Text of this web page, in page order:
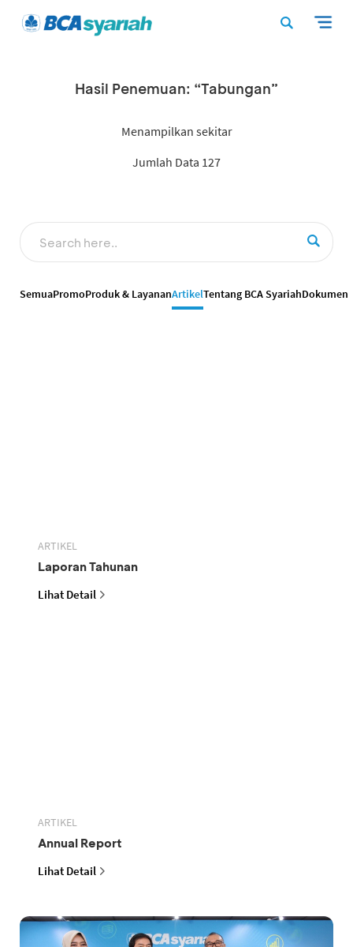
Hasil Penemuan: “Tabungan”
Menampilkan sekitar
Jumlah Data 127
SemuaPromoProduk & LayananArtikelTentang BCA SyariahDokumen
ARTIKEL
Laporan Tahunan
Lihat Detail
ARTIKEL
Annual Report
Lihat Detail